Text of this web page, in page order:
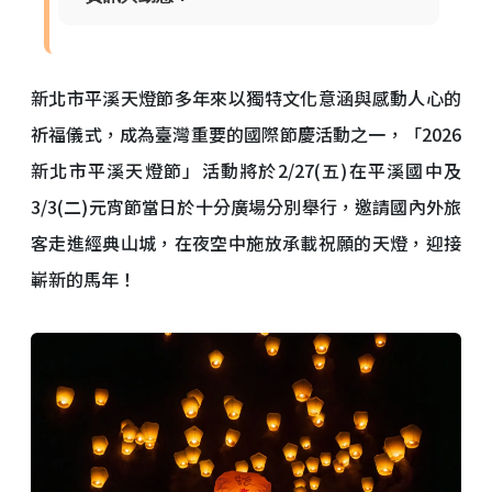
新北市平溪天燈節多年來以獨特文化意涵與感動人心的
祈福儀式，成為臺灣重要的國際節慶活動之一，「2026
新北市平溪天燈節」活動將於2/27(五)在平溪國中及
3/3(二)元宵節當日於十分廣場分別舉行，邀請國內外旅
客走進經典山城，在夜空中施放承載祝願的天燈，迎接
嶄新的馬年！